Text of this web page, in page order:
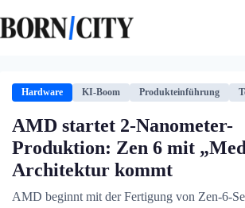
Inhalt
springen
Hardware KI-Boom Produkteinführung
AMD startet 2-Nanometer-
Produktion: Zen 6 mit
Architektur kommt
AMD beginnt mit der Fertigung von Zen-6-